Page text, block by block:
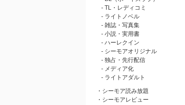
- TL・レディコミ
- ライトノベル
- 雑誌・写真集
- 小説・実用書
- ハーレクイン
- シーモアオリジナル
- 独占・先行配信
- メディア化
- ライトアダルト
・シーモア読み放題
・シーモアレビュー